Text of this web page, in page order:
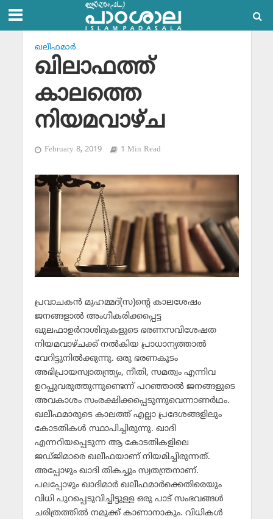
ഖലീഫമാര്‍
ഖിലാഫത്ത്
കാലത്തെ
നിയമവാഴ്ച
February 8, 2019 1 Min Read
പ്രവാചകന്‍ മുഹമ്മദ്(സ)ന്റെ കാലശേഷം
ജനങ്ങളാല്‍ അംഗീകരിക്കപ്പെട്ട
ഖുലഫാഉര്‍റാശിദുകളുടെ ഭരണസവിശേഷത
നിയമവാഴ്ചക്ക് നല്‍കിയ പ്രാധാന്യത്താല്‍
വേറിട്ടുനില്‍ക്കുന്നു. ഒരു ഭരണകൂടം
അഭിപ്രായസ്വാതന്ത്ര്യം, നീതി, സമത്വം എന്നിവ
ഉറപ്പുവരുത്തുന്നുണ്ടെന്ന് പറഞ്ഞാല്‍ ജനങ്ങളുടെ
അവകാശം സംരക്ഷിക്കപ്പെടുന്നുവെന്നാണര്‍ഥം.
ഖലീഫമാരുടെ കാലത്ത് എല്ലാ പ്രദേശങ്ങളിലും
കോടതികള്‍ സ്ഥാപിച്ചിരുന്നു. ഖാദി
എന്നറിയപ്പെടുന്ന ആ കോടതികളിലെ
ജഡ്ജിമാരെ ഖലീഫയാണ് നിയമിച്ചിരുന്നത്.
അപ്പോഴും ഖാദി തികച്ചും സ്വതന്ത്രനാണ്.
പലപ്പോഴും ഖാദിമാര്‍ ഖലീഫമാര്‍ക്കെതിരെയും
വിധി പുറപ്പെടുവിച്ചിട്ടുള്ള ഒരു പാട് സംഭവങ്ങള്‍
ചരിത്രത്തില്‍ നമുക്ക് കാണാനാകും. വിധികള്‍